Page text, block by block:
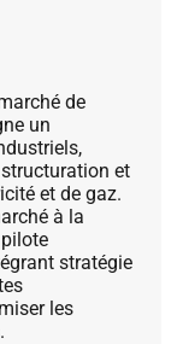
de
un
et
et de gaz.
à la
stratégie
les